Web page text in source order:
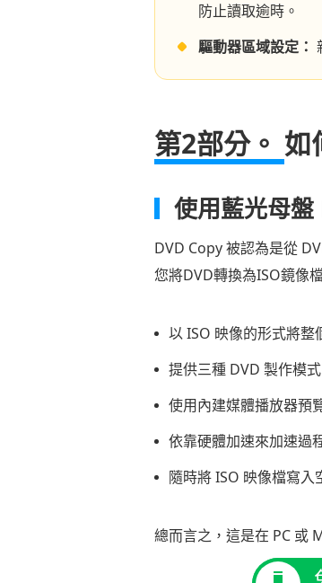
防止讀取逾時。
驅動器區域設定：
第2部分。 如
使用藍光母盤
DVD Copy 被認為是從
您將DVD轉換為ISO鏡像
以 ISO 映像的形式將整
提供三種 DVD 製作模
使用內建媒體播放器預
依靠硬體加速來加速過
隨時將 ISO 映像檔寫入
總而言之，這是在 PC 或